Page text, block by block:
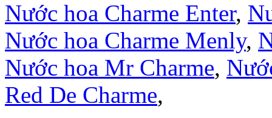
Nước hoa Charme Enter,
Nước hoa Charme Menly,
Nước hoa Mr Charme,
Red De Charme,